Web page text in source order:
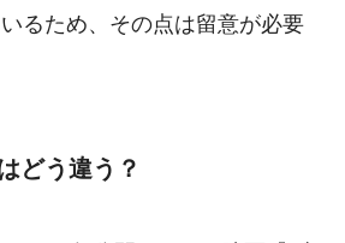
るため、その点は留意が必要
どう違う？